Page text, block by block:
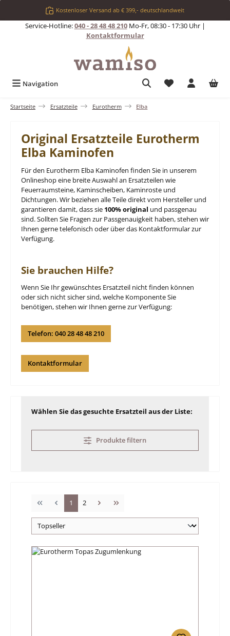
Zum Hauptinhalt springenKostenloser Versand ab € 399,- deutschlandweit
Service-Hotline:040 - 28 48 48 210Mo-Fr, 08:30 - 17:30 Uhr |
Kontaktformular
Navigation Du hast 0
Startseite Ersatzteile Eurotherm Elba
Original Ersatzteile Eurotherm
Elba Kaminofen
Für den Eurotherm Elba Kaminofen finden Sie in unserem
Onlineshop eine breite Auswahl an Ersatzteilen wie
Feuerraumsteine, Kaminscheiben, Kaminroste und
Dichtungen. Wir beziehen alle Teile direkt vom Hersteller und
garantieren damit, dass sie 100% original und passgenau
sind. Sollten Sie Fragen zur Passgenauigkeit haben, stehen wir
Ihnen gerne telefonisch oder über das Kontaktformular zur
Verfügung.
Sie brauchen Hilfe?
Wenn Sie Ihr gewünschtes Ersatzteil nicht finden können
oder sich nicht sicher sind, welche Komponente Sie
benötigen, stehen wir Ihnen gerne zur Verfügung:
Telefon: 040 28 48 48 210
Kontaktformular
Wählen Sie das gesuchte Ersatzteil aus der Liste:
Produkte filtern
Seite
1 Seite
2